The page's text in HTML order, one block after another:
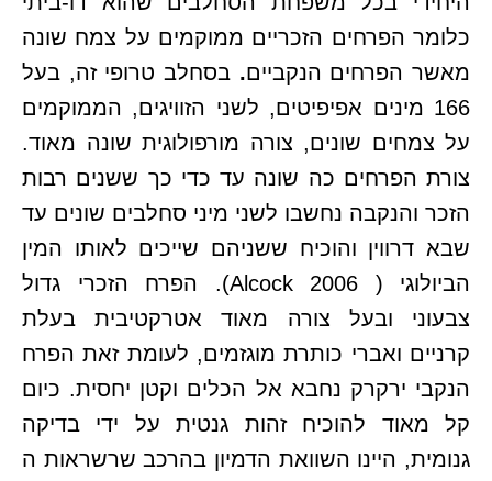
כלומר הפרחים הזכריים ממוקמים על צמח שונה
מאשר הפרחים הנקביים. בסחלב טרופי זה, בעל
166 מינים אפיפיטים, לשני הזוויגים, הממוקמים
על צמחים שונים, צורה מורפולוגית שונה מאוד.
צורת הפרחים כה שונה עד כדי כך ששנים רבות
הזכר והנקבה נחשבו לשני מיני סחלבים שונים עד
שבא דרווין והוכיח ששניהם שייכים לאותו המין
הביולוגי ( Alcock 2006). הפרח הזכרי גדול
צבעוני ובעל צורה מאוד אטרקטיבית בעלת
קרניים ואברי כותרת מוגזמים, לעומת זאת הפרח
הנקבי ירקרק נחבא אל הכלים וקטן יחסית. כיום
קל מאוד להוכיח זהות גנטית על ידי בדיקה
גנומית, היינו השוואת הדמיון בהרכב שרשראות ה